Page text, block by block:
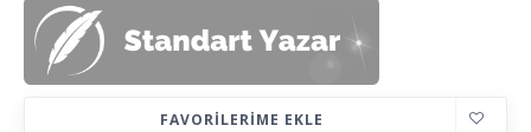
FAVORILERIME EKLE